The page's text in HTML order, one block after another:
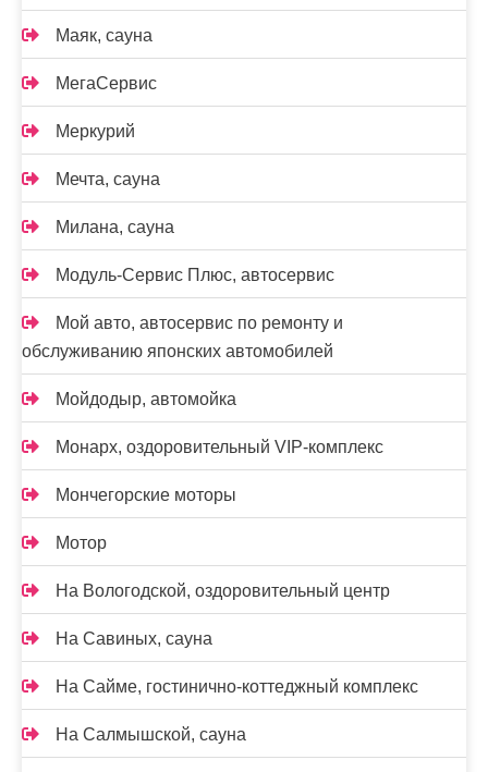
Маяк, сауна
МегаСервис
Меркурий
Мечта, сауна
Милана, сауна
Модуль-Сервис Плюс, автосервис
Мой авто, автосервис по ремонту и
обслуживанию японских автомобилей
Мойдодыр, автомойка
Монарх, оздоровительный VIP-комплекс
Мончегорские моторы
Мотор
На Вологодской, оздоровительный центр
На Савиных, сауна
На Сайме, гостинично-коттеджный комплекс
На Салмышской, сауна